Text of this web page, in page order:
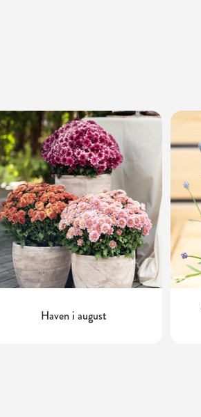
Haven i august